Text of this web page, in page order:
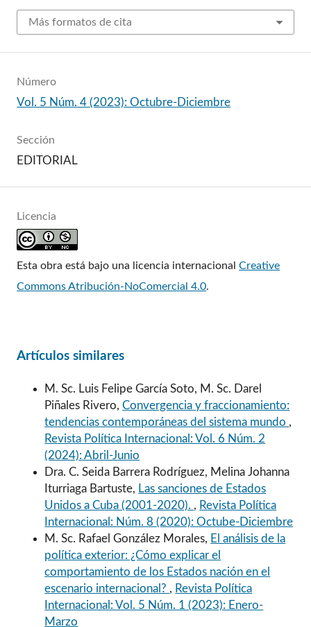
Más formatos de cita
Número
Vol. 5 Núm. 4 (2023): Octubre-Diciembre
Sección
EDITORIAL
Licencia
Esta obra está bajo una licencia internacionalCreative
Commons Atribución-NoComercial 4.0.
Artículos similares
M. Sc. Luis Felipe García Soto, M. Sc. Darel
Piñales Rivero,Convergencia y fraccionamiento:
tendencias contemporáneas del sistema mundo ,
Revista Política Internacional: Vol. 6 Núm. 2
(2024): Abril-Junio
Dra. C. Seida Barrera Rodríguez, Melina Johanna
Iturriaga Bartuste, Las sanciones de Estados
Unidos a Cuba (2001-2020). , Revista Política
Internacional: Núm. 8 (2020): Octube-Diciembre
M. Sc. Rafael González Morales, El análisis de la
política exterior: ¿Cómo explicar el
comportamiento de los Estados nación en el
escenario internacional? , Revista Política
Internacional: Vol. 5 Núm. 1 (2023): Enero-
Marzo